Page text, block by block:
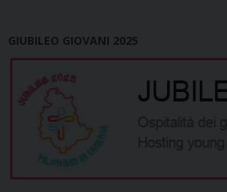
GIUBILEO GIOVANI 2025